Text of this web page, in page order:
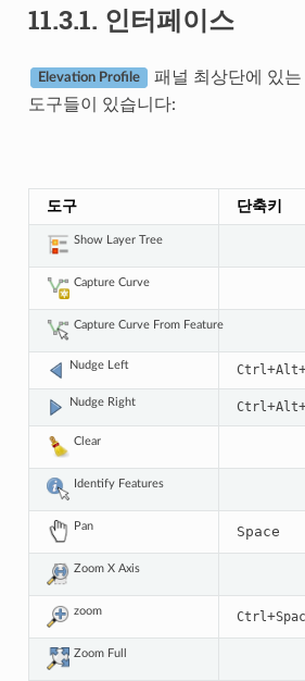
11.3.1. 인터페이스
Elevation Profile
패널 최상단에 있
도구들이 있습니다:
도구 단축키
Show Layer Tree
Capture Curve
Capture Curve From Feature
Nudge Left Ctrl +Alt
Nudge Right Ctrl +Alt
Clear
Identify Features
Pan Space
Zoom X Axis
zoom Ctrl +
Zoom Full